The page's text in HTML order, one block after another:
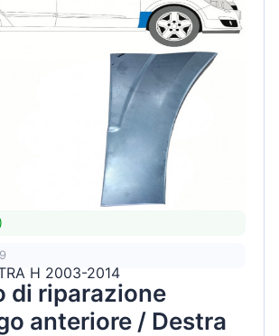
H 2003-2014
di riparazione
anteriore / Destra